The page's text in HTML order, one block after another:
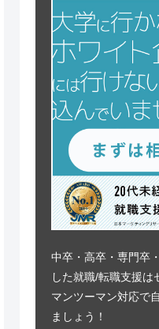
中卒・高卒・専門卒
した就職/転職支援は
マンツーマン対応で
ましょう！